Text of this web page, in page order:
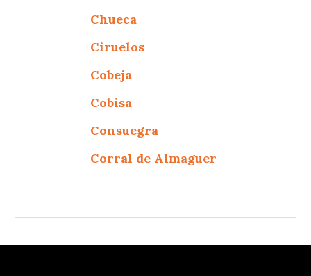
Chueca
Ciruelos
Cobeja
Cobisa
Consuegra
Corral de Almaguer